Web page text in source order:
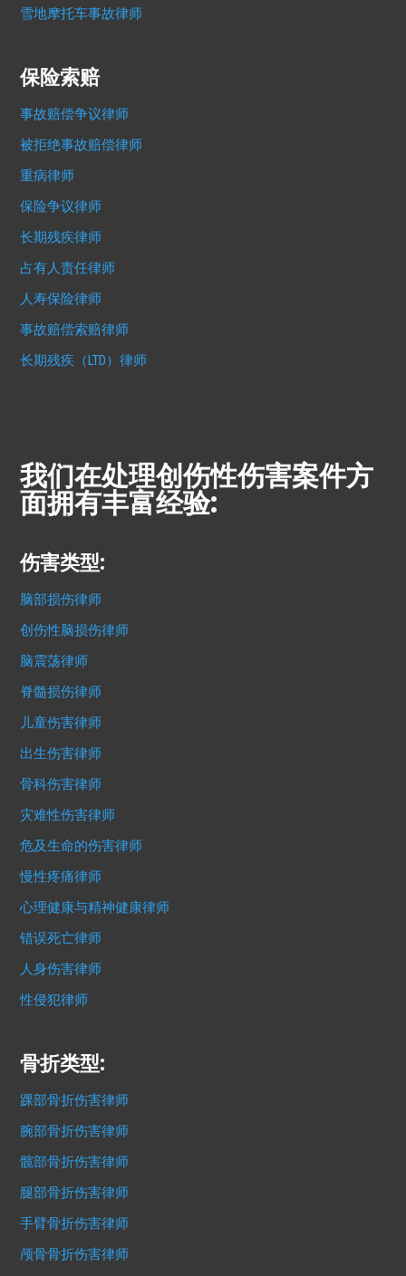
雪地摩托车事故律师
保险索赔
事故赔偿争议律师
被拒绝事故赔偿律师
重病律师
保险争议律师
长期残疾律师
占有人责任律师
人寿保险律师
事故赔偿索赔律师
长期残疾（LTD）律师
我们在处理创伤性伤害案件方
面拥有丰富经验:
伤害类型:
脑部损伤律师
创伤性脑损伤律师
脑震荡律师
脊髓损伤律师
儿童伤害律师
出生伤害律师
骨科伤害律师
灾难性伤害律师
危及生命的伤害律师
慢性疼痛律师
心理健康与精神健康律师
错误死亡律师
人身伤害律师
性侵犯律师
骨折类型:
踝部骨折伤害律师
腕部骨折伤害律师
髋部骨折伤害律师
腿部骨折伤害律师
手臂骨折伤害律师
颅骨骨折伤害律师